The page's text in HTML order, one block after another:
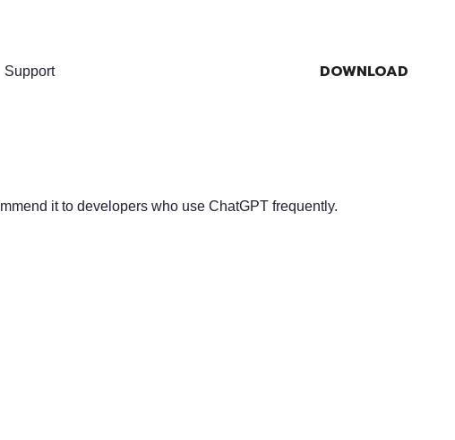
Support DOWNLOAD
it to developers who use ChatGPT frequently.